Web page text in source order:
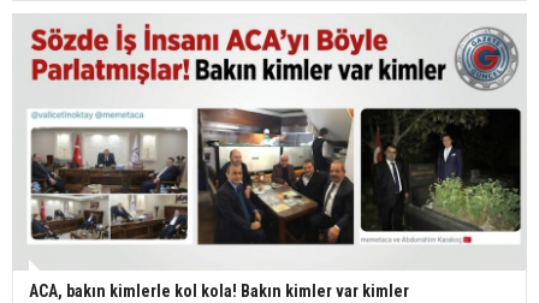
ACA, bakın kimlerle kol kola! Bakın kimler var kimler